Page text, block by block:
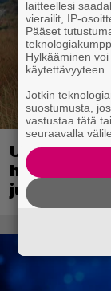
Uusi PS
laitteellesi
vierailit, IP-
Pääset
Hylkääminen
käytettävyyteen.
Jotkin
suostumusta,
vastustaa tätä
seuraavalla